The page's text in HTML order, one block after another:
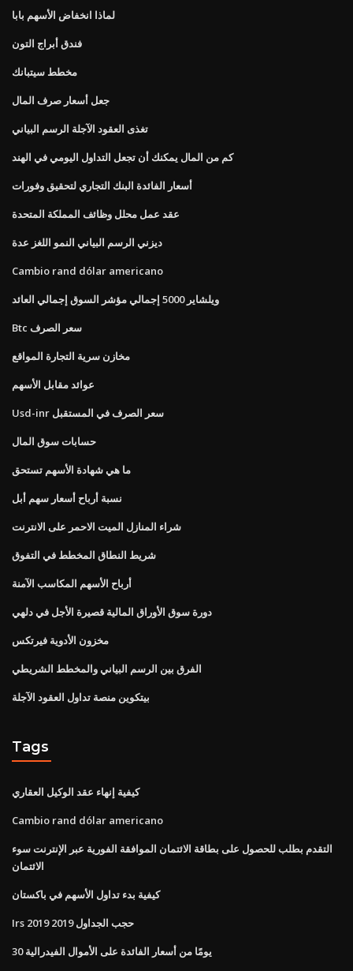
لماذا انخفاض الأسهم بابا
فندق أبراج التون
مخطط سيتبانك
جعل أسعار صرف المال
تغذى العقود الآجلة الرسم البياني
كم من المال يمكنك أن تجعل التداول اليومي في الهند
أسعار الفائدة البنك التجاري لتحقيق وفورات
عقد عمل محلل وظائف المملكة المتحدة
ديزني الرسم البياني النمو اللغز عدة
Cambio rand dólar americano
ويلشاير 5000 إجمالي مؤشر السوق إجمالي العائد
Btc سعر الصرف
مخازن سرية التجارة المواقع
عوائد مقابل الأسهم
Usd-inr سعر الصرف في المستقبل
حسابات سوق المال
ما هي شهادة الأسهم تستحق
نسبة أرباح أسعار سهم أبل
شراء المنازل الميت الاحمر على الانترنت
شريط النطاق المخطط في التفوق
أرباح الأسهم المكاسب الآمنة
دورة سوق الأوراق المالية قصيرة الأجل في دلهي
مخزون الأدوية فيرتكس
الفرق بين الرسم البياني والمخطط الشريطي
بيتكوين منصة تداول العقود الآجلة
Tags
كيفية إنهاء عقد الوكيل العقاري
Cambio rand dólar americano
التقدم بطلب للحصول على بطاقة الائتمان الموافقة الفورية عبر الإنترنت سوء
الائتمان
كيفية بدء تداول الأسهم في باكستان
Irs حجب الجداول 2019 2019
30 يومًا من أسعار الفائدة على الأموال الفيدرالية